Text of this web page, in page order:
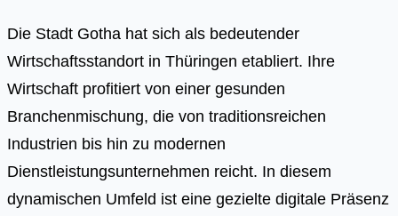
Die Stadt Gotha hat sich als bedeutender
Wirtschaftsstandort in Thüringen etabliert. Ihre
Wirtschaft profitiert von einer gesunden
Branchenmischung, die von traditionsreichen
Industrien bis hin zu modernen
Dienstleistungsunternehmen reicht. In diesem
dynamischen Umfeld ist eine gezielte digitale Präsenz